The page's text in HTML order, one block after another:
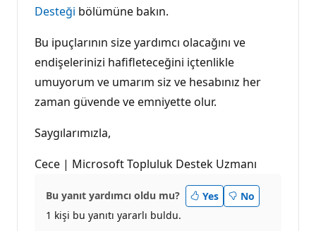
Desteği bölümüne bakın.
Bu ipuçlarının size yardımcı olacağını ve
endişelerinizi hafifleteceğini içtenlikle
umuyorum ve umarım siz ve hesabınız her
zaman güvende ve emniyette olur.
Saygılarımızla,
Cece | Microsoft Topluluk Destek Uzmanı
Bu yanıt yardımcı oldu mu? Yes
No
1 kişi bu yanıtı yararlı buldu.